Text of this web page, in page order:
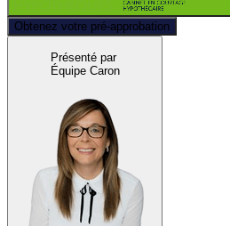
Obtenez votre pré-approbation
Présenté par
Équipe Caron